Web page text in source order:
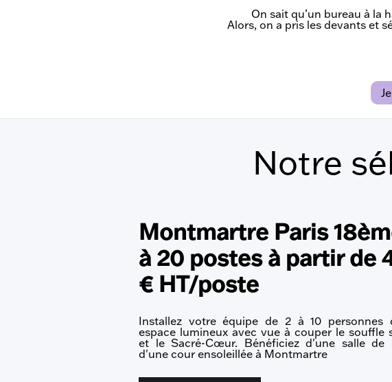
On sait qu’un bureau à la
Alors, on a pris les devants et
Notre
Montmartre Paris
à 20 postes à partir de
€ HT/poste
Installez votre équipe de 2 à 10 personnes
espace lumineux avec vue à couper le souffle
et le Sacré-Cœur. Bénéficiez d'une salle de
d'une cour ensoleillée à Montmartre